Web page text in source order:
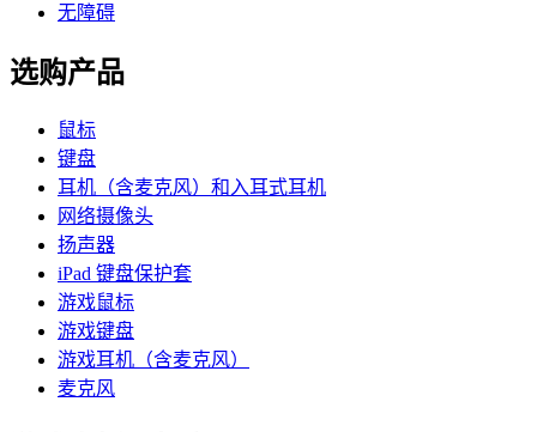
无障碍
选购产品
鼠标
键盘
耳机（含麦克风）和入耳式耳机
网络摄像头
扬声器
iPad 键盘保护套
游戏鼠标
游戏键盘
游戏耳机（含麦克风）
麦克风